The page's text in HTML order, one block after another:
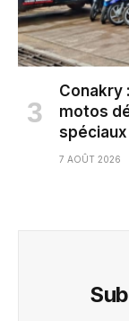
Conakry
motos
spéciaux
7 AOÛT 2026